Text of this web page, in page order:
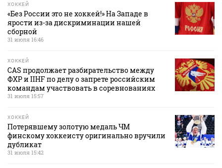
ХОККЕЙ
«Без России это не хоккей!» На Западе в
ярости из-за дискриминации нашей
сборной
31 июля 16:46
ХОККЕЙ
CAS продолжает разбирательство между
ФХР и IIHF по делу о запрете российским
командам участвовать в соревнованиях
31 июля 15:57
ХОККЕЙ
Потерявшему золотую медаль ЧМ
финскому хоккеисту оригинально вручили
дубликат
31 июля 15:42